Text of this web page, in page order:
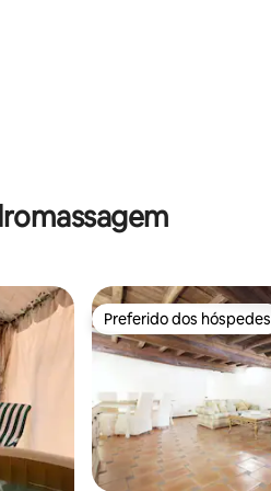
Preferido dos hóspedes
Preferido dos hóspedes